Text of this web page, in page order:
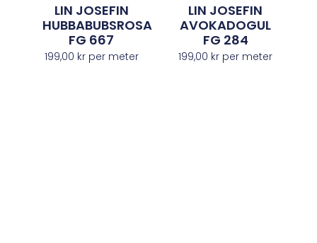
LIN JOSEFIN
HUBBABUBSROSA
FG 667
199,00 krper meter
LIN JOSEFIN
AVOKADOGUL
FG 284
199,00 kr per meter